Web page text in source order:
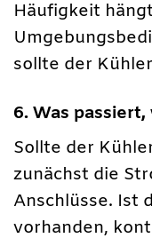
Häufigkeit
sollte der
6. Was
Sollte der
zunächst die
Anschlüsse. Ist
vorhanden,